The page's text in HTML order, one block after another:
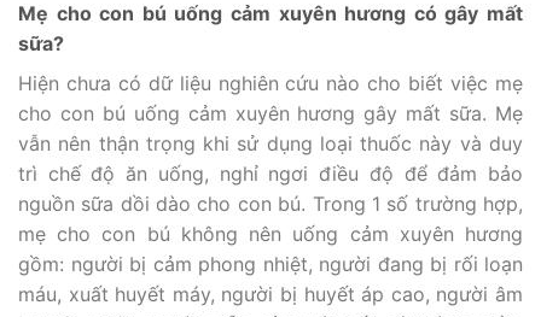
Mẹ cho con bú uống cảm xuyên hương có gây mất
sữa?
Hiện chưa có dữ liệu nghiên cứu nào cho biết việc mẹ
cho con bú uống cảm xuyên hương gây mất sữa. Mẹ
vẫn nên thận trọng khi sử dụng loại thuốc này và duy
trì chế độ ăn uống, nghỉ ngơi điều độ để đảm bảo
nguồn sữa dồi dào cho con bú. Trong 1 số trường hợp,
mẹ cho con bú không nên uống cảm xuyên hương
gồm: người bị cảm phong nhiệt, người đang bị rối loạn
máu, xuất huyết máy, người bị huyết áp cao, người âm